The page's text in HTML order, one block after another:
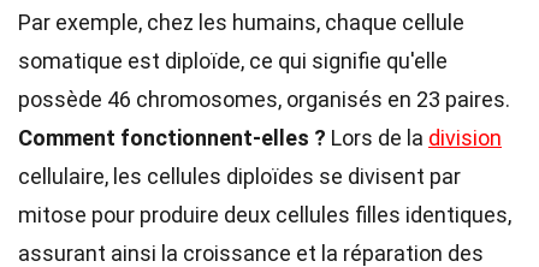
Par exemple, chez les humains, chaque cellule
somatique est diploïde, ce qui signifie qu'elle
possède 46 chromosomes, organisés en 23 paires.
Comment fonctionnent-elles ? Lors de la division
cellulaire, les cellules diploïdes se divisent par
mitose pour produire deux cellules filles identiques,
assurant ainsi la croissance et la réparation des